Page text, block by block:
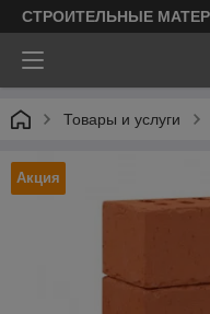
СТРОИТЕЛЬНЫЕ
Товары и услуги
Акция